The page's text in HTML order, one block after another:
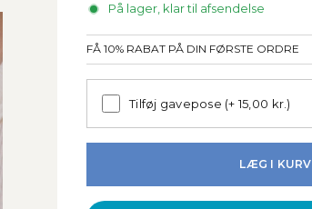
På lager, klar til afsendelse
FÅ 10% RABAT PÅ DIN FØRSTE ORDRE
Tilføj gavepose (+ 15,00 kr.)
LÆG I KURV